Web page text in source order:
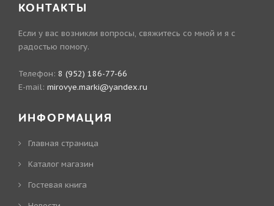
КОНТАКТЫ
Если у вас возникли вопросы, свяжитесь со мной и я с
радостью помогу.
Телефон: 8 (952) 186-77-66
E-mail: mirovye.marki@yandex.ru
ИНФОРМАЦИЯ
Главная страница
Каталог магазин
Гостевая книга